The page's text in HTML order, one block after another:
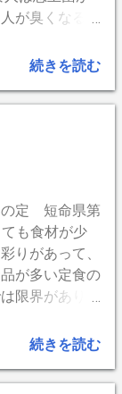
めします。
いいです。 重
てみたのです
弱です。...
は特にするこ
ることが出来
のが見えたり
、止まっては
。時間を増や
しかしロー
。なんで？
なく走るため
は体を痛める
イクとは私
特徴は大きく3
て硬いタイ
が臭くなるの
能性が有りま
質などは普
緒に流れ落ち
を落としてし
ます。吹き出
も知れません
を大切にし
続きを読む
の定 短命県第
も食材が少
りがあって、
が多い定食の
限界がありま
面倒に聞こえ
に別の栄養も
続きを読む